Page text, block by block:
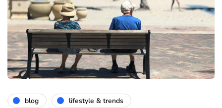
blog lifestyle & trends